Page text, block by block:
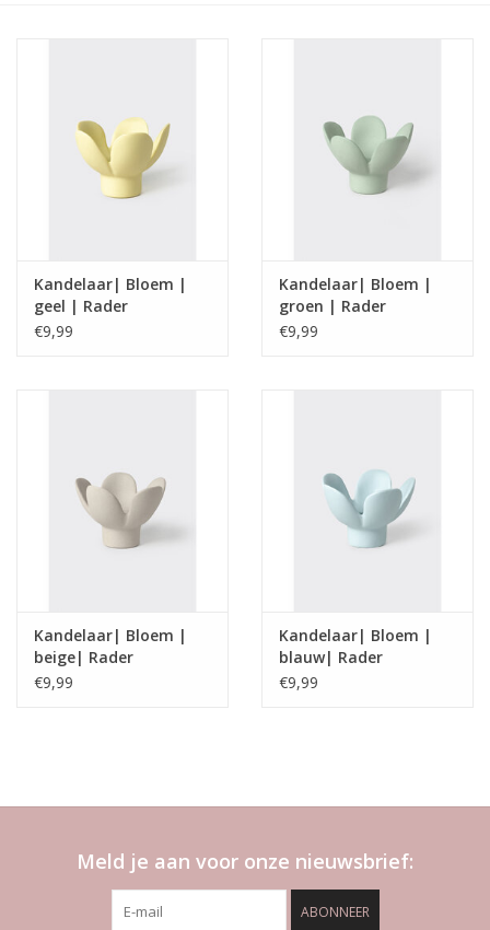
Relatiegeschenken & Bedankjes
Huisparfums
Blog
Kandelaar| Bloem |
geel | Rader
€9,99
Kandelaar| Bloem |
groen | Rader
€9,99
Kandelaar| Bloem |
beige| Rader
€9,99
Kandelaar| Bloem |
blauw| Rader
€9,99
Meld je aan voor onze nieuwsbrief:
ABONNEER